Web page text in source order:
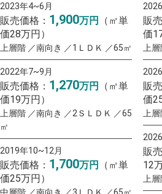
2023年4~6月
販売価格： 1,900万円
（㎡単
価28万円）
上層階 ／南向き ／1ＬＤＫ ／65㎡
2022年7~9月
販売価格： 1,270万円
（㎡単
価19万円）
上層階 ／南向き ／2ＳＬＤＫ ／65
㎡
2019年10~12月
販売価格： 1,700万円
（㎡単
価25万円）
中層階 ／南向き ／3ＬＤＫ ／65㎡
販
価
上
販
価
上
販
12
上